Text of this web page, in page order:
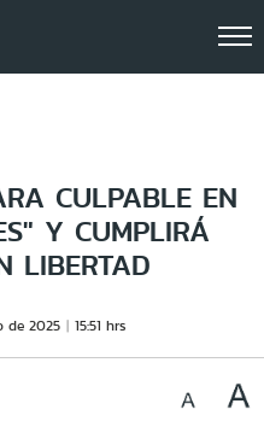
CULPABLE EN
Y CUMPLIRÁ
LIBERTAD
de 2025 15:51 hrs